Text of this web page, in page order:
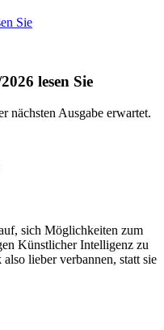
Sie
lesen Sie
nächsten Ausgabe erwartet.
sich Möglichkeiten zum
Künstlicher Intelligenz zu
lieber verbannen, statt sie